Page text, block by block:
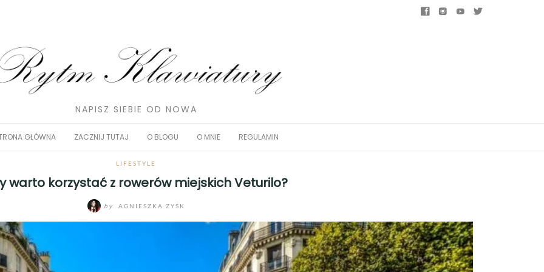
NAPISZ SIEBIE OD NOWA
GŁÓWNA ZACZNIJ TUTAJ O BLOGU O MNIE REGULAMIN
LIFESTYLE
warto korzystać z rowerów miejskich Veturilo?
by AGNIESZKA ZYŚK